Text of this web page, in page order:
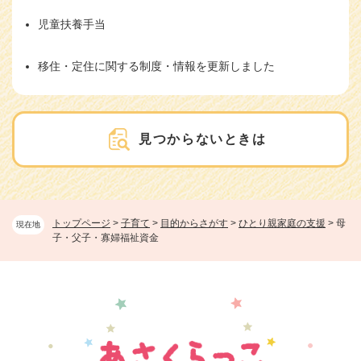
現在地 トップページ > 子育て > 目的からさがす > ひとり親家庭の支援 > 母
子・父子・寡婦福祉資金
児童扶養手当
移住・定住に関する制度・情報を更新しました
見つからないときは